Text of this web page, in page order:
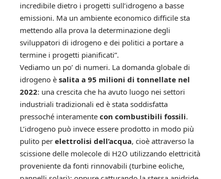
incredibile dietro i progetti sull’idrogeno a basse
emissioni. Ma un ambiente economico difficile sta
mettendo alla prova la determinazione degli
sviluppatori di idrogeno e dei politici a portare a
termine i progetti pianificati”.
Vediamo un po’ di numeri. La domanda globale di
idrogeno è salita a 95 milioni di tonnellate nel
2022: una crescita che ha avuto luogo nei settori
industriali tradizionali ed è stata soddisfatta
pressoché interamente con combustibili fossili.
L’idrogeno può invece essere prodotto in modo più
pulito per elettrolisi dell’acqua, cioè attraverso la
scissione delle molecole di H2O utilizzando elettricità
proveniente da fonti rinnovabili (turbine eoliche,